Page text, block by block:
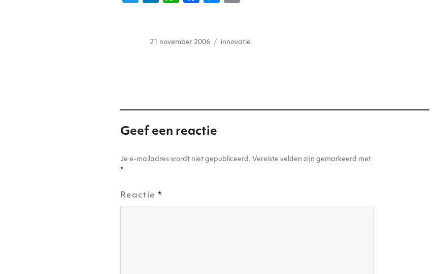
te e
ts e
k
e
l
Geplaatst
21 november 2006
Tags
innovatie
Geef een reactie
Je e-mailadres wordt niet gepubliceerd. Vereiste velden zijn gemarkeerd met
*
Reactie*